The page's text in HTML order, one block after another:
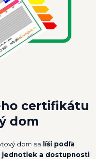
certifikátu
dom
dom sa
líši podľa
a dostupnosti